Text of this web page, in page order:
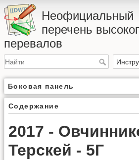
Неофициальный
перечень
перевалов
Боковая панель
Содержание
2017 -
Терскей - 5Г